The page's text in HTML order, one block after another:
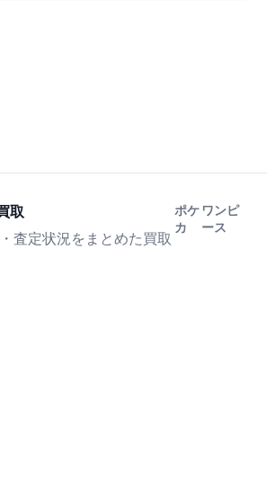
取
査定状況をまとめた買取
ポケ
カ
ワンピ
ース